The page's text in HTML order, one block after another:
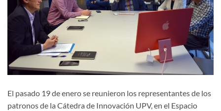
El pasado 19 de enero se reunieron los representantes de los
patronos de la Cátedra de Innovación UPV, en el Espacio